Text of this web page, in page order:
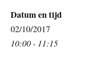
Datum en tijd
02/10/2017
10:00 - 11:15